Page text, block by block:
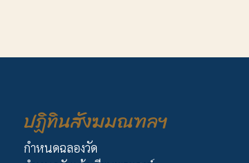
ปฏิทินสังฆมณฑลฯ
กำหนดฉลองวัด